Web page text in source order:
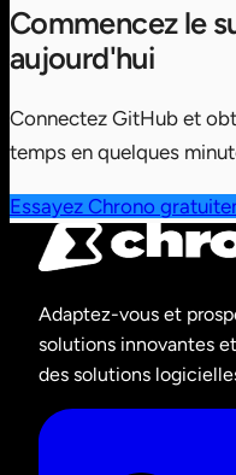
Commencez le
aujourd'hui
Connectez GitHub et
temps en quelques
Essayez Chrono
Adaptez-vous et
solutions innovantes
des solutions